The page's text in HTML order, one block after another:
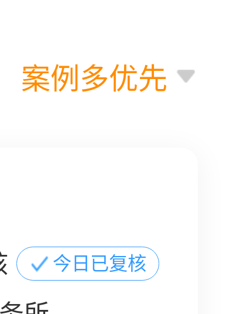
案例多优先
今日已复核